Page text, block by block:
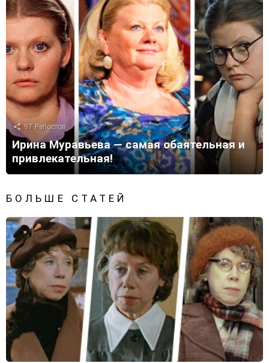
97 Репостов
Ирина Муравьева — самая обаятельная и
привлекательная!
БОЛЬШЕ СТАТЕЙ